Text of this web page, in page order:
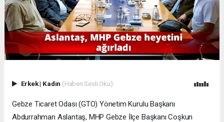
Erkek| Kadın (Haberi Sesli Oku)
Gebze Ticaret Odası (GTO) Yönetim Kurulu Başkanı
Abdurrahman Aslantaş, MHP Gebze İlçe Başkanı Coşkun